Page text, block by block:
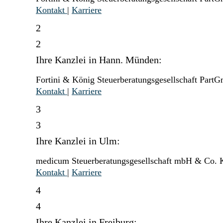
Kontakt | Karriere
2
2
Ihre Kanzlei in Hann. Münden:
Fortini & König Steuerberatungsgesellschaft
Kontakt | Karriere
3
3
Ihre Kanzlei in Ulm:
medicum Steuerberatungsgesellschaft mbH & Co.
Kontakt | Karriere
4
4